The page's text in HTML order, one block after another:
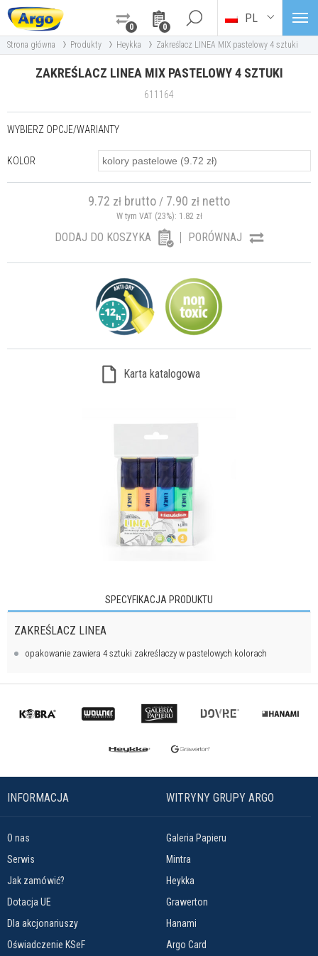
0
0
PL
Strona główna › Produkty › Heykka › Zakreślacz LINEA MIX pastelowy 4 sztuki
ZAKREŚLACZ LINEA MIX PASTELOWY 4 SZTUKI
611164
WYBIERZ OPCJE/WARIANTY
KOLOR
9.72 zł brutto / 7.90 zł netto
W tym VAT (23%): 1.82zł
DODAJ DO KOSZYKA PORÓWNAJ
Karta katalogowa
SPECYFIKACJA PRODUKTU
ZAKREŚLACZ LINEA
opakowanie zawiera 4 sztuki zakreślaczy w pastelowych kolorach
INFORMACJA
O nas
Serwis
Jak zamówić?
Dotacja UE
Dla akcjonariuszy
Oświadczenie KSeF
WITRYNY GRUPY ARGO
Galeria Papieru
Mintra
Heykka
Grawerton
Hanami
Argo Card